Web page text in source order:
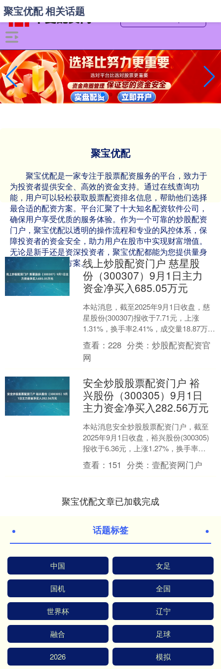
聚宝优配
聚宝优配是一家专注于股票配资服务的平台，致力于
为投资者提供安全、高效的资金支持。通过在线查询功
能，用户可以轻松获取股票配资排名信息，帮助他们选择
最合适的配资方案。平台汇聚了十大知名配资软件公司，
确保用户享受优质的服务体验。作为一个可靠的炒股配资
门户，聚宝优配以透明的操作流程和专业的风控体系，保
障投资者的资金安全，助力用户在股市中实现财富增值。
无论是新手还是资深投资者，聚宝优配都能为您提供量身
定制的配资解决方案。
聚宝优配 相关话题
线上炒股配资门户 慈星股
份（300307）9月1日主力
资金净买入685.05万元
本站消息，截至2025年9月1日收盘，慈
星股份(300307)报收于7.71元，上涨
1.31%，换手率2.41%，成交量18.87万手
线上炒股配资门户，成交额1....
查看：228 分类：炒股配资配资官
网
安全炒股股票配资门户 裕
兴股份（300305）9月1日
主力资金净买入282.56万元
本站消息安全炒股股票配资门户，截至
2025年9月1日收盘，裕兴股份(300305)
报收于6.36元，上涨1.27%，换手率
2.75%，成交量8.84万手，成交额....
查看： 151 分类：壹配资网门户
聚宝优配文章已加载完成
话题标签
中国 女足
国机 全国
世界杯 辽宁
融合 足球
2026 模拟